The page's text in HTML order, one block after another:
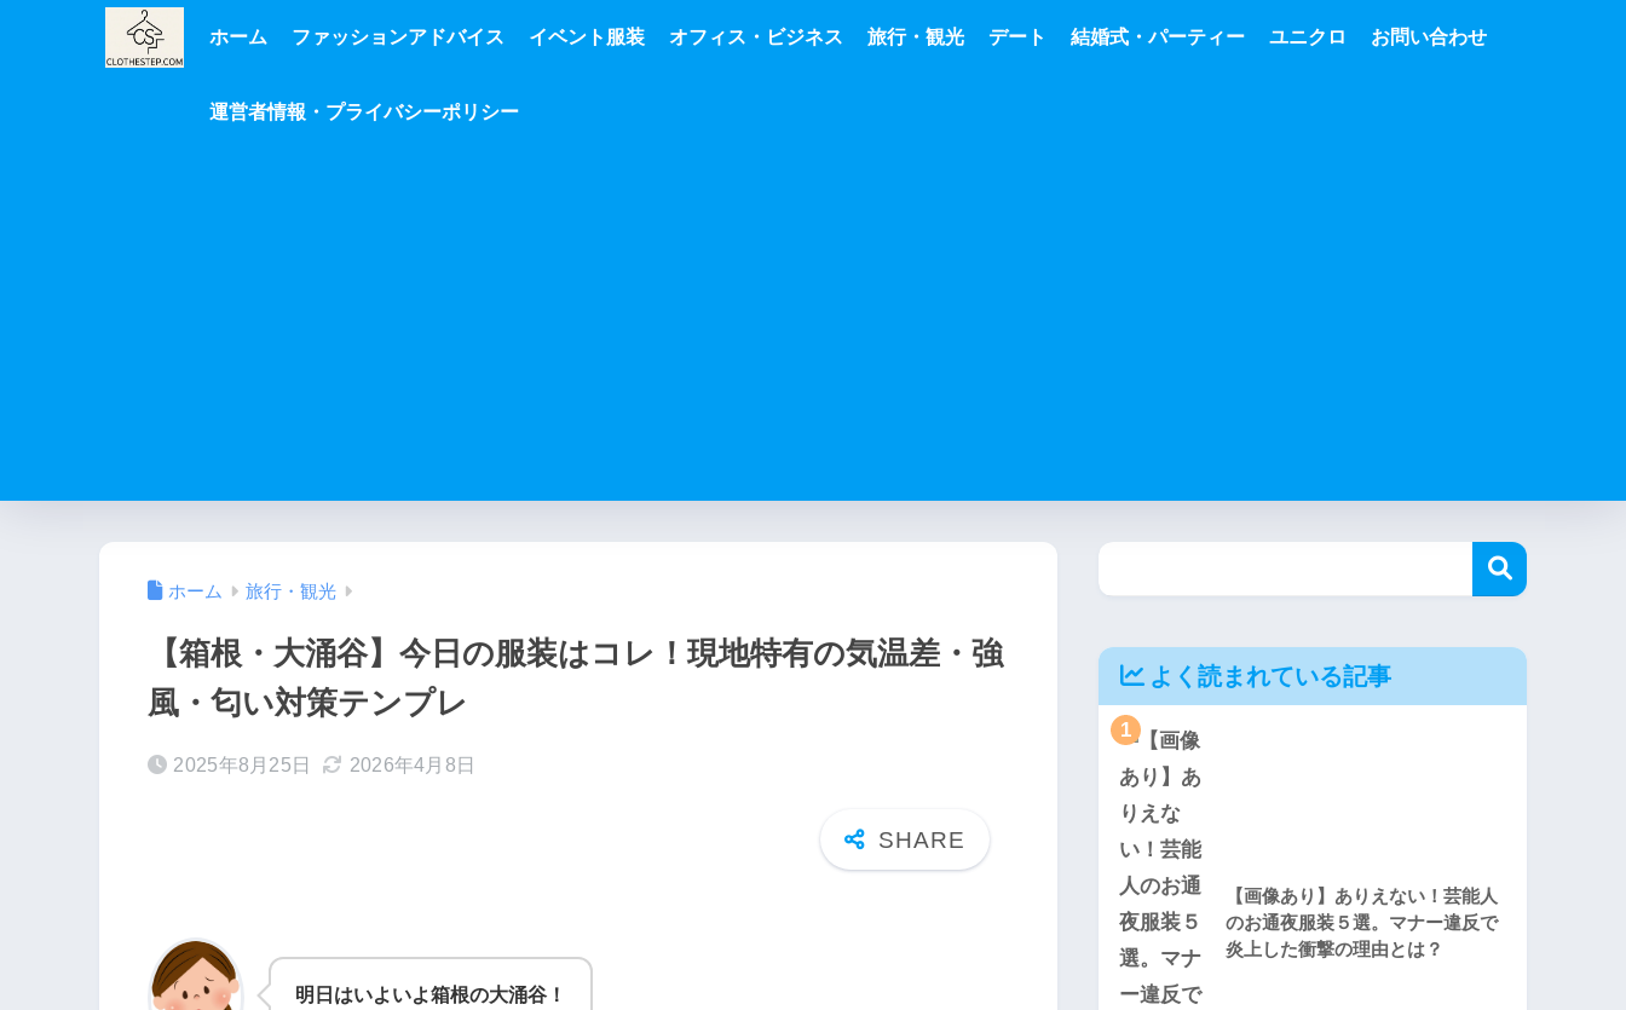
ホーム ファッションアドバイス イベント服装 オフィス・ビジネス 旅行・観光 デート 結婚式・パーティー ユニクロ お問い合わせ
運営者情報・プライバシーポリシー
ホーム 旅行・観光
【箱根・大涌谷】今日の服装はコレ！現地特有の気温差・強
風・匂い対策テンプレ
2025年8月25日 2026年4月8日
明日はいよいよ箱根の大涌谷！
よく読まれている記事
1
【画像あり】ありえない！芸能人
のお通夜服装５選。マナー違反で
炎上した衝撃の理由とは？